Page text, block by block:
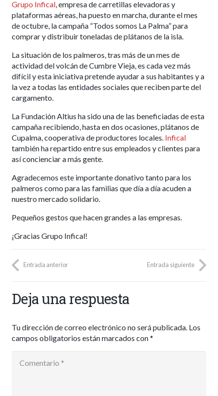
Grupo Infical, empresa de carretillas elevadoras y
plataformas aéreas, ha puesto en marcha, durante el mes
de octubre, la campaña “Todos somos La Palma” para
comprar y distribuir toneladas de plátanos de la isla.
La situación de los palmeros, tras más de un mes de
actividad del volcán de Cumbre Vieja, es cada vez más
difícil y esta iniciativa pretende ayudar a sus habitantes y a
la vez a todas las entidades sociales que reciben parte del
cargamento.
La Fundación Altius ha sido una de las beneficiadas de esta
campaña recibiendo, hasta en dos ocasiones, plátanos de
Cupalma, cooperativa de productores locales. Infical
también ha repartido entre sus empleados y clientes para
así concienciar a más gente.
Agradecemos este importante donativo tanto para los
palmeros como para las familias que día a día acuden a
nuestro mercado solidario.
Pequeños gestos que hacen grandes a las empresas.
¡Gracias Grupo Infical!
Entrada anterior Entrada siguiente
Deja una respuesta
Tu dirección de correo electrónico no será publicada. Los
campos obligatorios están marcados con*